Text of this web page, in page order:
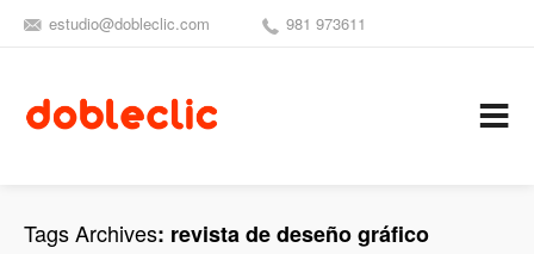
estudio@dobleclic.com 981 973611
Tags Archives revista de deseño gráfico